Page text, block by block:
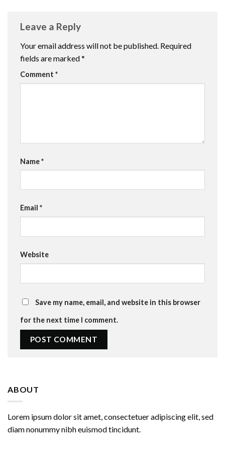
Leave a Reply
Your email address will not be published. Required
fields are marked*
Comment *
Name*
Email *
Website
Save my name, email, and website in this browser
for the next time I comment.
ABOUT
Lorem ipsum dolor sit amet, consectetuer adipiscing elit, sed
diam nonummy nibh euismod tincidunt.